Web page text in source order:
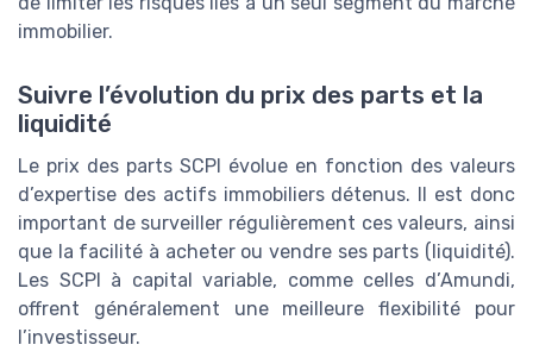
immobilier.
Suivre l’évolution du prix des parts et la
liquidité
Le prix des parts SCPI évolue en fonction des valeurs
d’expertise des actifs immobiliers détenus. Il est donc
important de surveiller régulièrement ces valeurs, ainsi
que la facilité à acheter ou vendre ses parts (liquidité).
Les SCPI à capital variable, comme celles d’Amundi,
offrent généralement une meilleure flexibilité pour
l’investisseur.